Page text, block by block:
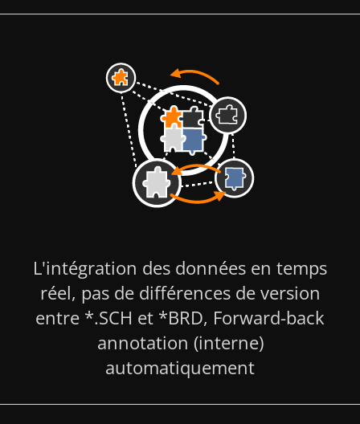
L'intégration des données en temps
réel, pas de différences de version
entre *.SCH et *BRD, Forward-back
annotation (interne)
automatiquement